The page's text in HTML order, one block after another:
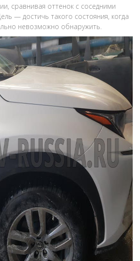
сравнивая оттенок с соседними
— достичь такого состояния, когда
невозможно обнаружить.